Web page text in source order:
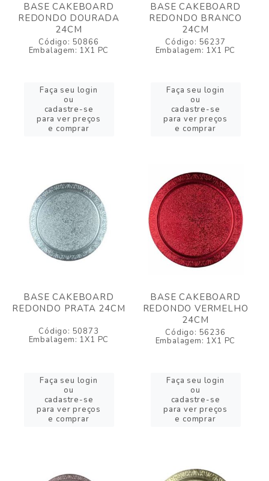
BASE CAKEBOARD
REDONDO DOURADA
24CM
Código: 50866
Embalagem: 1X1 PC
Faça seu login
ou
cadastre-se
para ver preços
e comprar
BASE CAKEBOARD
REDONDO BRANCO
24CM
Código: 56237
Embalagem: 1X1 PC
Faça seu login
ou
cadastre-se
para ver preços
e comprar
BASE CAKEBOARD
REDONDO PRATA 24CM
Código: 50873
Embalagem: 1X1 PC
Faça seu login
ou
cadastre-se
para ver preços
e comprar
BASE CAKEBOARD
REDONDO VERMELHO
24CM
Código: 56236
Embalagem: 1X1 PC
Faça seu login
ou
cadastre-se
para ver preços
e comprar